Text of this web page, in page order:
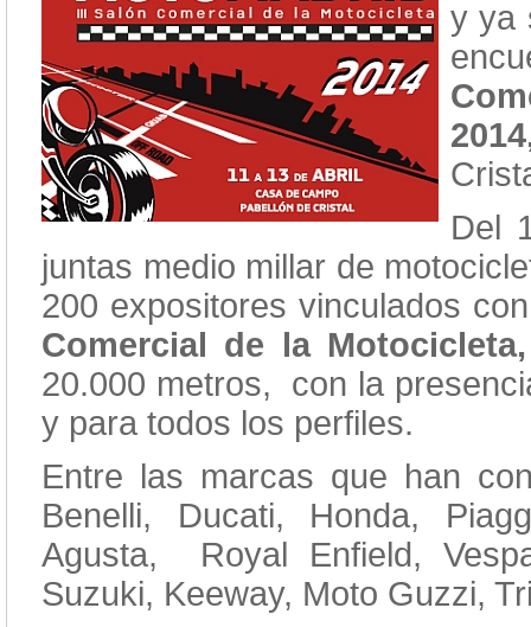
y ya
Del
juntas medio millar de
200 expositores vinculados
Comercial de la Motocicleta,
20.000 metros, con la
y para todos los perfiles.
Entre las marcas que han
Benelli, Ducati, Honda,
Agusta, Royal Enfield,
Suzuki, Keeway, Moto Guzzi,